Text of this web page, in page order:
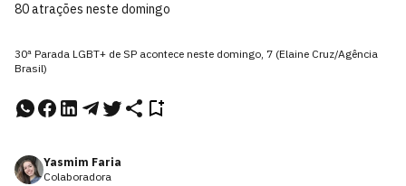
80 atrações neste domingo
30ª Parada LGBT+ de SP acontece neste domingo, 7 (Elaine Cruz/Agência
Brasil)
Yasmim Faria
Colaboradora